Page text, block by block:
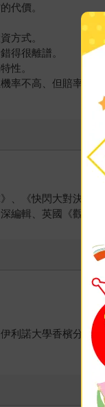
代價。
方式。
得很離譜。
性。
率不高、但賠率很
、《快閃大對決》
編輯、英國《觀察
利諾大學香檳分校